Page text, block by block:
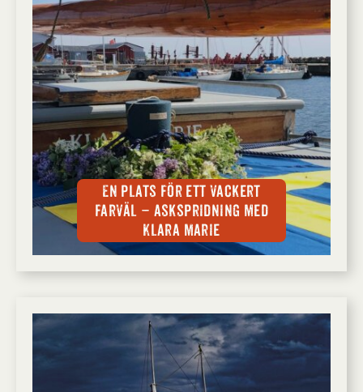
En plats för ett vackert
farväl – askspridning med
Klara Marie